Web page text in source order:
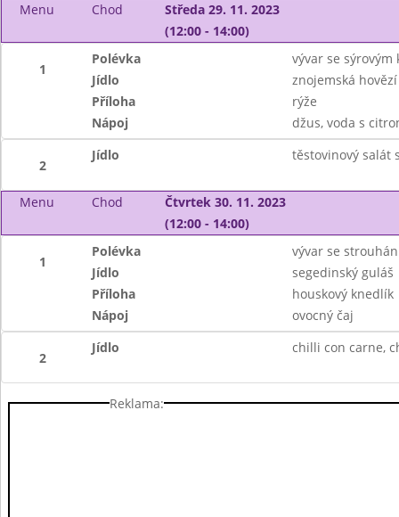
Menu Chod
Středa 29. 11. 2023
(12:00 - 14:00)
1
Polévka
vývar se sýrovým
Jídlo
znojemská
Příloha
rýže
Nápoj
džus, voda s
2
Jídlo těstovinový salát
Menu Chod
Čtvrtek 30. 11. 2023
(12:00 - 14:00)
1
Polévka
vývar se
Jídlo
segedinský guláš
Příloha
houskový knedlík
Nápoj
ovocný čaj
2
Jídlo chilli con carne,
Reklama: